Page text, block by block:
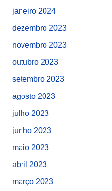
janeiro 2024
dezembro 2023
novembro 2023
outubro 2023
setembro 2023
agosto 2023
julho 2023
junho 2023
maio 2023
abril 2023
março 2023